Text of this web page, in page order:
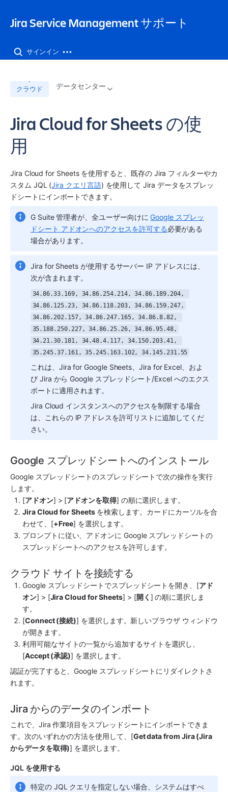
Jira Service Management サポート
サインイン
クラウド データセンター
Jira Cloud for Sheets の使
用
Jira Cloud for Sheets を使用すると、既存の Jira フィルターやカ
スタム JQL (Jira クエリ言語) を使用して Jira データをスプレッ
ドシートにインポートできます。
G Suite 管理者が、全ユーザー向けに Google スプレッ
ドシート アドオンへのアクセスを許可する必要がある
場合があります。
Jira for Sheets が使用するサーバー IP アドレスには、
次が含まれます。
34.86.33.169, 34.86.254.214, 34.86.189.204,
34.86.125.23, 34.86.118.203, 34.86.159.247,
34.86.202.157, 34.86.247.165, 34.86.8.82,
35.188.250.227, 34.86.25.26, 34.86.95.48,
34.21.30.181, 34.48.4.117, 34.150.203.41,
35.245.37.161, 35.245.163.102, 34.145.231.55
これは、Jira for Google Sheets、Jira for Excel、およ
び Jira から Google スプレッドシート/Excel へのエクス
ポートに適用されます。
Jira Cloud インスタンスへのアクセスを制限する場合
は、これらの IP アドレスを許可リストに追加してくだ
さい。
Google スプレッドシートへのインストール
Google スプレッドシートのスプレッドシートで次の操作を実行
します。
[アドオン] > [アドオンを取得] の順に選択します。
Jira Cloud for Sheets を検索します。カードにカーソルを合
わせて、[+Free] を選択します。
プロンプトに従い、アドオンに Google スプレッドシートの
スプレッドシートへのアクセスを許可します。
クラウド サイトを接続する
Google スプレッドシートでスプレッドシートを開き、[アド
オン] > [Jira Cloud for Sheets] > [開く ] の順に選択しま
す。
[Connect (接続)] を選択します。新しいブラウザ ウィンドウ
が開きます。
利用可能なサイトの一覧から追加するサイトを選択し、
[Accept (承認)] を選択します。
認証が完了すると、Google スプレッドシートにリダイレクトさ
れます。
Jira からのデータのインポート
これで、Jira 作業項目をスプレッドシートにインポートできま
す。次のいずれかの方法を使用して、[Get data from Jira (Jira
からデータを取得)] を選択します。
JQL を使用する
特定の JQL クエリを指定しない場合、システムはすべ